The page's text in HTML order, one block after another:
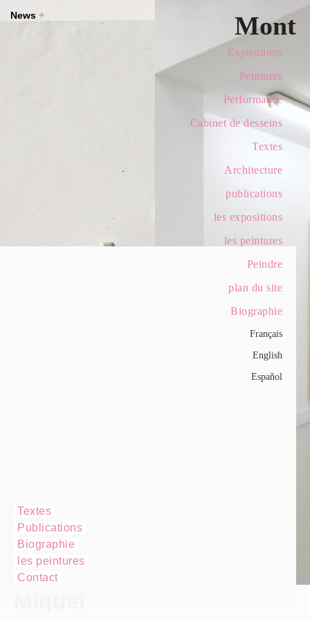
Mont
Expositions
Peintures
Performance
Cabinet de desseins
Textes
Architecture
publications
les expositions
les peintures
Peindre
plan du site
Biographie
Français
English
Español
Textes
Publications
Biographie
les peintures
Contact
News +